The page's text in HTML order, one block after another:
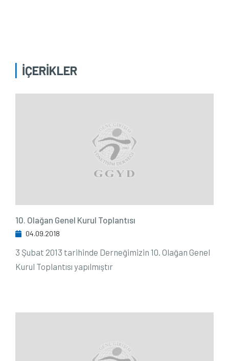
İÇERİKLER
10. Olağan Genel Kurul Toplantısı
04.09.2018
3 Şubat 2013 tarihinde Derneğimizin 10. Olağan Genel
Kurul Toplantısı yapılmıştır